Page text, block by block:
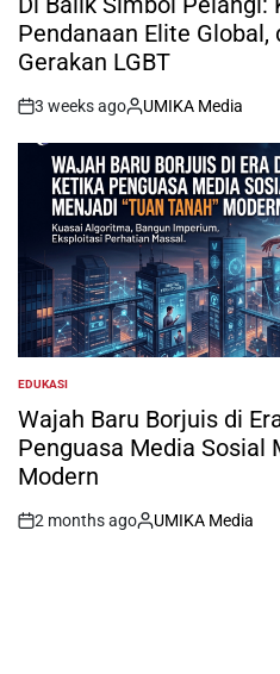
Pendanaan Elite
Gerakan LGBT
on
3 weeks ago
Posted
by
UMIKA Media
POSTED
IN
EDUKASI
Wajah Baru Borjuis di
Penguasa Media Sosial
Modern
on
2 months ago
Posted
UMIKA Media